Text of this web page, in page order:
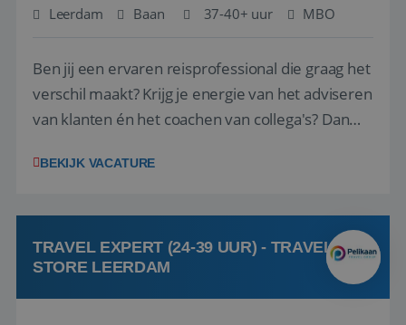
Leerdam Baan 37-40+ uur MBO
Ben jij een ervaren reisprofessional die graag het
verschil maakt? Krijg je energie van het adviseren
van klanten én het coachen van collega's? Dan
(onderdeel van Pelikaan Travel Group) zoeken
team het reisbureau verder...
BEKIJK VACATURE
TRAVEL EXPERT (24-39 UUR) - TRAVEL
STORE LEERDAM